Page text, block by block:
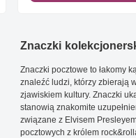
Znaczki
Znaczki pocztowe to łakomy
znaleźć ludzi, którzy zbierają
zjawiskiem kultury. Znaczki
stanowią znakomite
związane z Elvisem
pocztowych z królem